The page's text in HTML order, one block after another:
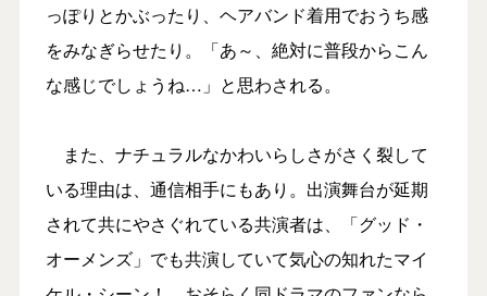
っぽりとかぶったり、ヘアバンド着用でおうち感
をみなぎらせたり。「あ～、絶対に普段からこん
な感じでしょうね…」と思わされる。
また、ナチュラルなかわいらしさがさく裂して
いる理由は、通信相手にもあり。出演舞台が延期
されて共にやさぐれている共演者は、「グッド・
オーメンズ」でも共演していて気心の知れたマイ